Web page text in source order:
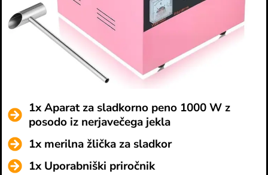
1x Aparat za sladkorno peno 1000 W z
posodo iz nerjavečega jekla
1x merilna žlička za sladkor
1x Uporabniški priročnik